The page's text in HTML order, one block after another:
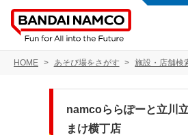
HOME あそび場をさがす 施設・店舗検
namcoららぽーと立川
まけ横丁店